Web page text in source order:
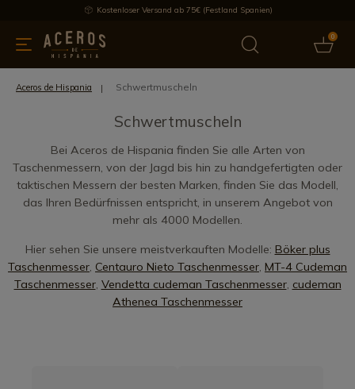
Kostenloser Versand ab 75€ (Festland Spanien)
0
Bietet Aktuelles Bestseller
Aceros de Hispania Schwertmuscheln
Schwertmuscheln
Bei Aceros de Hispania finden Sie alle Arten von
Taschenmessern, von der Jagd bis hin zu handgefertigten oder
taktischen Messern der besten Marken, finden Sie das Modell,
das Ihren Bedürfnissen entspricht, in unserem Angebot von
mehr als 4000 Modellen.
Hier sehen Sie unsere meistverkauften Modelle: Böker plus
Taschenmesser, Centauro Nieto Taschenmesser, MT-4 Cudeman
Taschenmesser, Vendetta cudeman Taschenmesser, cudeman
Athenea Taschenmesser